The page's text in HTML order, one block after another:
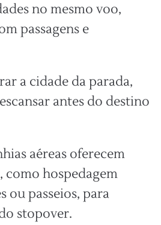
no mesmo voo,
passagens e
a cidade da parada,
antes do destino
aéreas oferecem
como hospedagem
ou passeios, para
stopover.